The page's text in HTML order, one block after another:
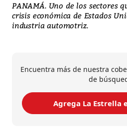
PANAMÁ. Uno de los sectores
crisis económica de Estados
industria automotriz.
Encuentra más de nuestra
de
Agrega La Estrella